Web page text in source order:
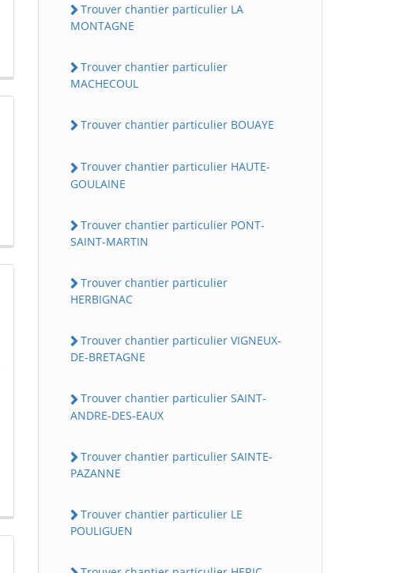
Trouver chantier particulier LA
MONTAGNE
Trouver chantier particulier
MACHECOUL
Trouver chantier particulier BOUAYE
Trouver chantier particulier HAUTE-
GOULAINE
Trouver chantier particulier PONT-
SAINT-MARTIN
Trouver chantier particulier
HERBIGNAC
Trouver chantier particulier VIGNEUX-
DE-BRETAGNE
Trouver chantier particulier SAINT-
ANDRE-DES-EAUX
Trouver chantier particulier SAINTE-
PAZANNE
Trouver chantier particulier LE
POULIGUEN